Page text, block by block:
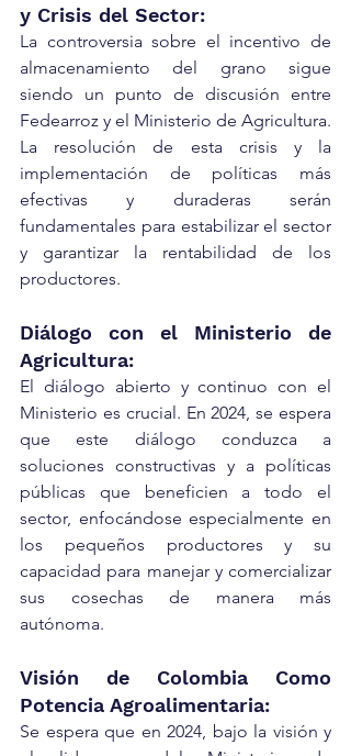
y Crisis del Sector:
La controversia sobre el incentivo de
almacenamiento del grano sigue
siendo un punto de discusión entre
Fedearroz y el Ministerio de Agricultura.
La resolución de esta crisis y la
implementación de políticas más
efectivas y duraderas serán
fundamentales para estabilizar el sector
y garantizar la rentabilidad de los
productores.
Diálogo con el Ministerio de
Agricultura:
El diálogo abierto y continuo con el
Ministerio es crucial. En 2024, se espera
que este diálogo conduzca a
soluciones constructivas y a políticas
públicas que beneficien a todo el
sector, enfocándose especialmente en
los pequeños productores y su
capacidad para manejar y comercializar
sus cosechas de manera más
autónoma.
Visión de Colombia Como
Potencia Agroalimentaria:
Se espera que en 2024, bajo la visión y